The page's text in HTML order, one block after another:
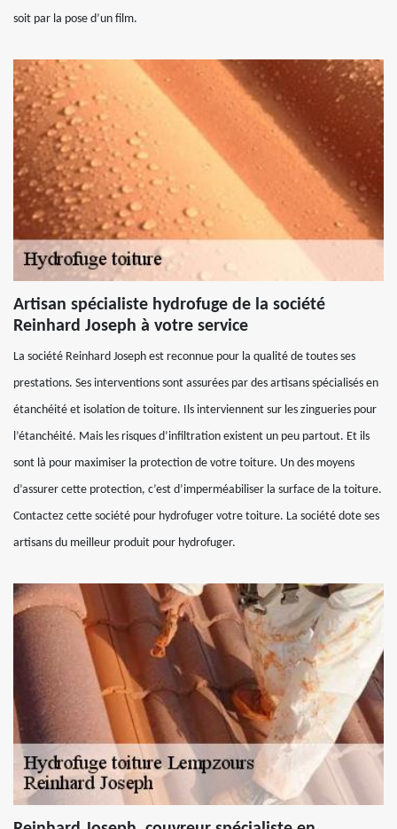
soit par la pose d’un film.
Artisan spécialiste hydrofuge de la société
Reinhard Joseph à votre service
La société Reinhard Joseph est reconnue pour la qualité de toutes ses
prestations. Ses interventions sont assurées par des artisans spécialisés en
étanchéité et isolation de toiture. Ils interviennent sur les zingueries pour
l’étanchéité. Mais les risques d’infiltration existent un peu partout. Et ils
sont là pour maximiser la protection de votre toiture. Un des moyens
d’assurer cette protection, c’est d’imperméabiliser la surface de la toiture.
Contactez cette société pour hydrofuger votre toiture. La société dote ses
artisans du meilleur produit pour hydrofuger.